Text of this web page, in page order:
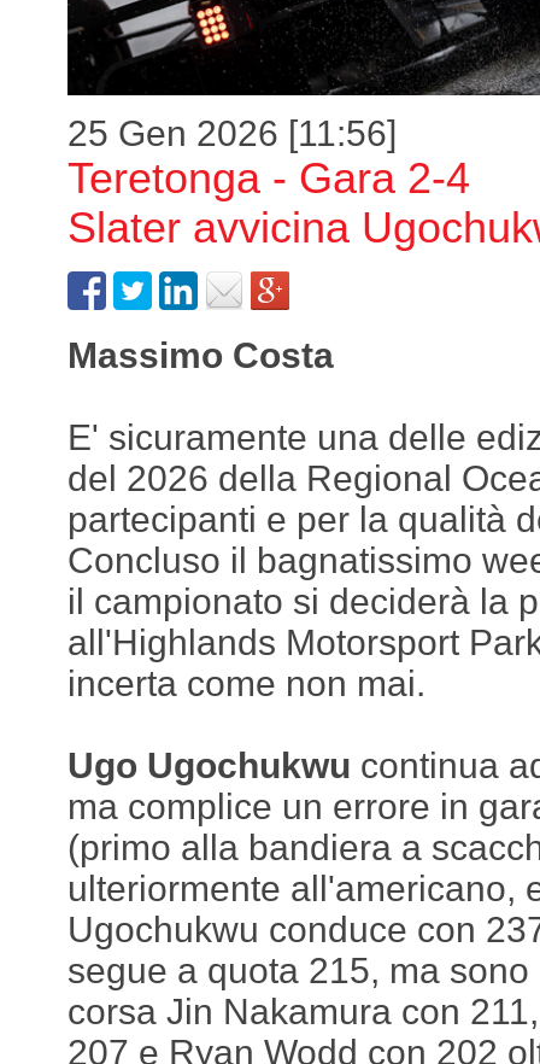
25 Gen 2026 [11:56]
Teretonga - Gara 2-4
Slater avvicina
Massimo Costa
E' sicuramente una delle
del 2026 della Regional
partecipanti e per la qualità
Concluso il bagnatissimo
il campionato si deciderà la
all'Highlands Motorsport
incerta come non mai.
Ugo Ugochukwu continua
ma complice un errore in
(primo alla bandiera a
ulteriormente all'americano,
Ugochukwu conduce con
segue a quota 215, ma
corsa Jin Nakamura con
207 e Ryan Wodd con 202